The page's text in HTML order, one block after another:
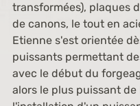
transformées), plaques
de canons, le tout en
Etienne s'est orientée
puissants permettant
avec le début du
alors le plus puissant